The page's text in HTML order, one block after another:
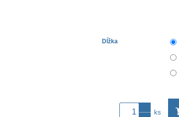
Dĺžka
ks